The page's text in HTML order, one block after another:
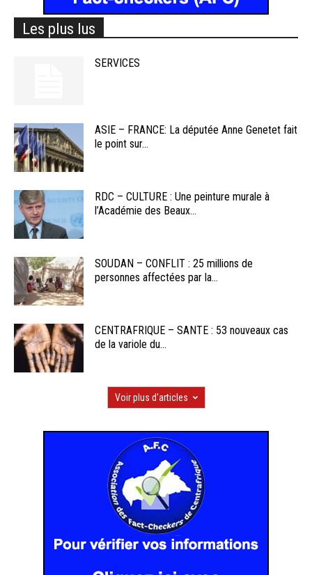
Les plus lus
SERVICES
ASIE – FRANCE: La députée Anne Genetet fait
le point sur...
RDC – CULTURE : Une peinture murale à
l’Académie des Beaux...
SOUDAN – CONFLIT : 25 millions de
personnes affectées par la...
CENTRAFRIQUE – SANTE : 53 nouveaux cas
de la variole du...
Voir plus d'articles